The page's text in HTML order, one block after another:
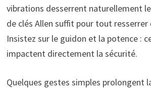
vibrations desserrent naturellement
de clés Allen suffit pour tout resserrer
Insistez sur le guidon et la potence :
impactent directement la sécurité.
Quelques gestes simples prolongent